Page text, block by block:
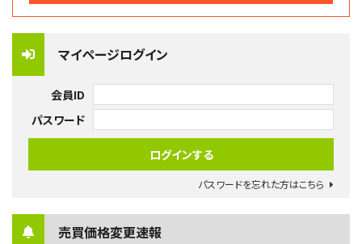
マイページログイン
会員ID
パスワード
パスワードを忘れた方はこちら
売買価格変更速報